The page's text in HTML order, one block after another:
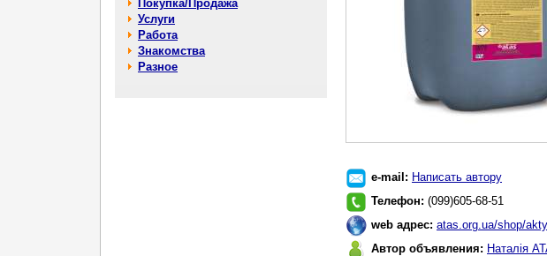
Покупка/Продажа
Услуги
Работа
Знакомства
Разное
e-mail: Написать автору
Телефон: (099)605-68-51
web адрес: atas.org.ua/shop/
Автор объявления: Наталія